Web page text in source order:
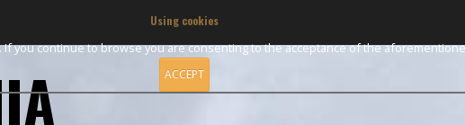
Using cookies
you continue to browse you are consenting to the acceptance of the
ACCEPT